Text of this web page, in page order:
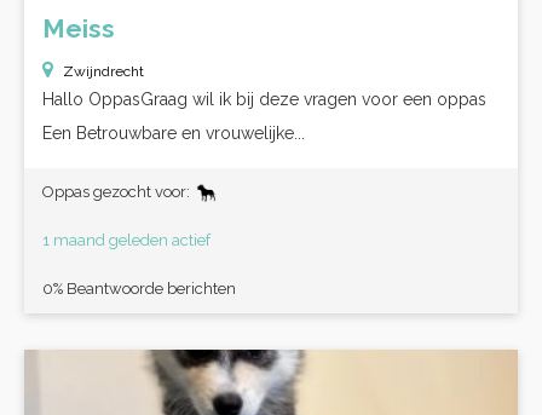
Meiss
Zwijndrecht
Hallo OppasGraag wil ik bij deze vragen voor een oppas
Een Betrouwbare en vrouwelijke...
Oppas gezocht voor:
1 maand geleden actief
0% Beantwoorde berichten